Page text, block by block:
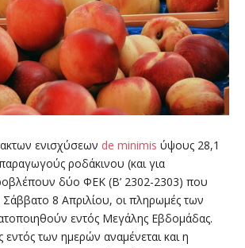
ενισχύσεων de minimis ύψους 28,1
ροδάκινου (και για
δύο ΦΕΚ (Β’ 2302-2303) που
Σάββατο 8 Απριλίου, οι πληρωμές των
εντός Μεγάλης Εβδομάδας.
εντός των ημερών αναμένεται και η